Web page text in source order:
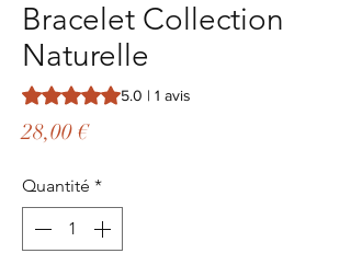
Bracelet Collection
Naturelle
La note est de 5.0 sur cinq étoiles selon 1
5.0 | 1 avis
28,00 €Prix
Quantité *